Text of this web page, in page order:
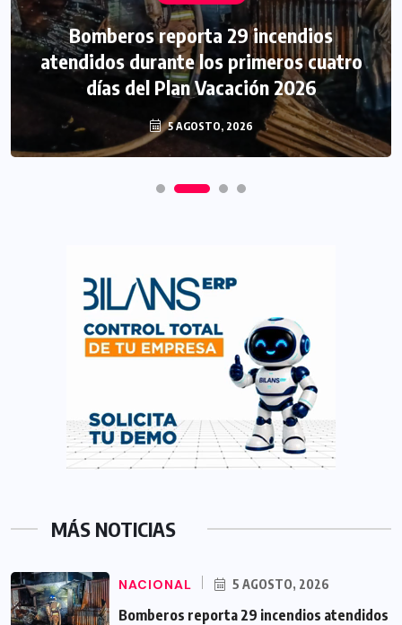
Bomberos reporta 29 incendios
atendidos durante los primeros cuatro
días del Plan Vacación 2026
5 AGOSTO, 2026
MÁS NOTICIAS
NACIONAL 5 AGOSTO, 2026
Bomberos reporta 29 incendios atendidos